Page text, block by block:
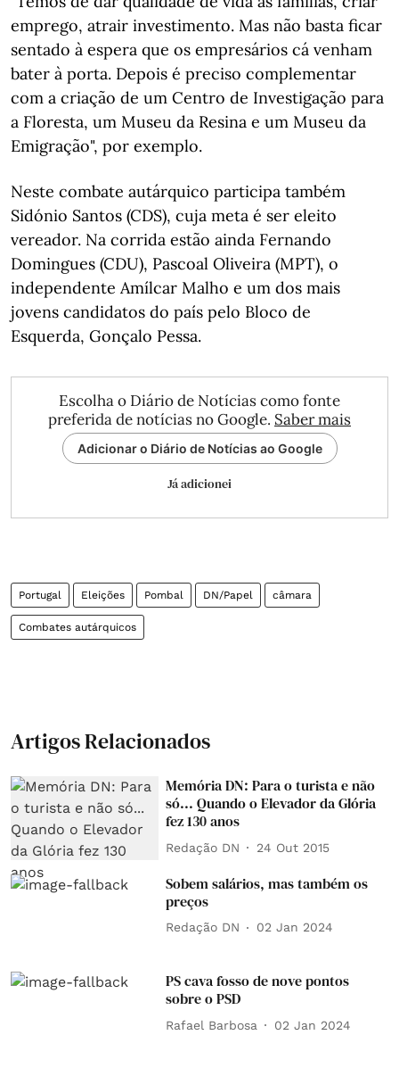
emprego, atrair investimento. Mas não basta ficar
sentado à espera que os empresários cá venham
bater à porta. Depois é preciso complementar
com a criação de um Centro de Investigação para
a Floresta, um Museu da Resina e um Museu da
Emigração", por exemplo.
Neste combate autárquico participa também
Sidónio Santos (CDS), cuja meta é ser eleito
vereador. Na corrida estão ainda Fernando
Domingues (CDU), Pascoal Oliveira (MPT), o
independente Amílcar Malho e um dos mais
jovens candidatos do país pelo Bloco de
Esquerda, Gonçalo Pessa.
Escolha o Diário de Notícias como fonte
preferida de notícias no Google. Saber mais
Adicionar o Diário de Notícias ao Google
Já adicionei
Portugal Eleições Pombal DN/Papel câmara
Combates autárquicos
Artigos Relacionados
Memória DN: Para o turista e não
só... Quando o Elevador da Glória
fez 130 anos
Redação DN 24 Out 2015
Sobem salários, mas também os
preços
Redação DN 02 Jan 2024
PS cava fosso de nove pontos
sobre o PSD
Rafael Barbosa 02 Jan 2024